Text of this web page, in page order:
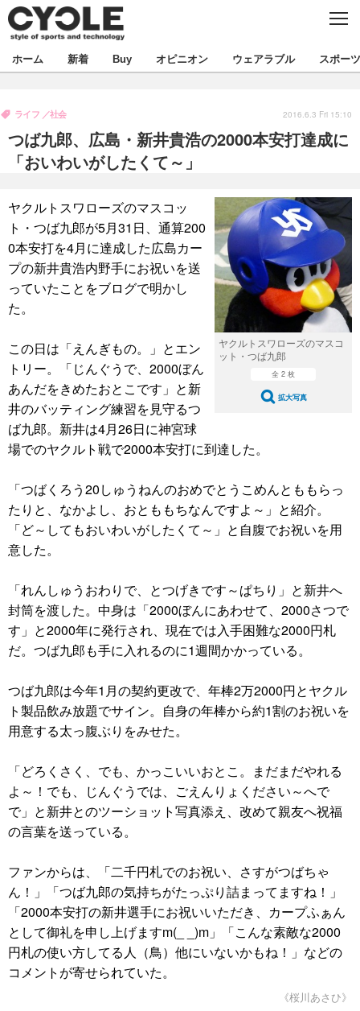
C
S
E
製品/用品
飲食
バックナンバー
インプレ
ボイス
デバイス
ビジネス
国内
スポーツ
選手
写真
動画
試乗会
スポーツ
ツアー
文化
エンタメ
芸能
出版／映画
話題
ファッション
写真
動画
ライフ
社会
政治
ホーム 新着 Buy オピニオン ウェアラブル スポーツ
つば九郎、広島・新井貴浩の2000本安打達成に
「おいわいがしたくて～」
ライフ 社会 2016.6.3 Fri 15:10
ヤクルトスワローズのマスコ
ット・つば九郎
全 2 枚
拡大写真
ヤクルトスワローズのマスコッ
ト・つば九郎が5月31日、通算200
0本安打を4月に達成した広島カー
プの新井貴浩内野手にお祝いを送
っていたことをブログで明かし
た。
この日は「えんぎもの。」とエン
トリー。「じんぐうで、2000ぼん
あんだをきめたおとこです」と新
井のバッティング練習を見守るつ
ば九郎。新井は4月26日に神宮球
場でのヤクルト戦で2000本安打に到達した。
「つばくろう20しゅうねんのおめでとうこめんとももらっ
たりと、なかよし、おとももちなんですよ～」と紹介。
「ど～してもおいわいがしたくて～」と自腹でお祝いを用
意した。
「れんしゅうおわりで、とつげきです～ぱちり」と新井へ
封筒を渡した。中身は「2000ぼんにあわせて、2000さつで
す」と2000年に発行され、現在では入手困難な2000円札
だ。つば九郎も手に入れるのに1週間かかっている。
つば九郎は今年1月の契約更改で、年棒2万2000円とヤクル
ト製品飲み放題でサイン。自身の年棒から約1割のお祝いを
用意する太っ腹ぶりをみせた。
「どろくさく、でも、かっこいいおとこ。まだまだやれる
よ～！でも、じんぐうでは、ごえんりょください～へで
で」と新井とのツーショット写真添え、改めて親友へ祝福
の言葉を送っている。
ファンからは、「二千円札でのお祝い、さすがつばちゃ
ん！」「つば九郎の気持ちがたっぷり詰まってますね！」
「2000本安打の新井選手にお祝いいただき、カープふぁん
として御礼を申し上げますm(_ _)m」「こんな素敵な2000
円札の使い方してる人（鳥）他にいないかもね！」などの
コメントが寄せられていた。
《桜川あさひ》